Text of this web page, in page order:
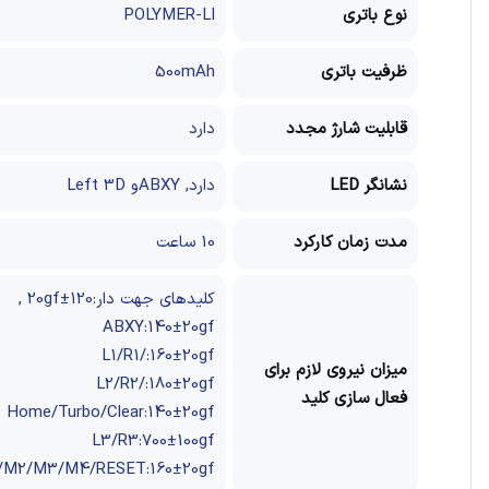
نوع باتری POLYMER-LI
ظرفیت باتری 500mAh
قابلیت شارژ مجدد دارد
نشانگر LED دارد, ABXYو Left 3D
مدت زمان کارکرد 10 ساعت
میزان نیروی لازم برای
فعال سازی کلید
کلید‌های جهت دار:120±20gf
,
ABXY:140±20gf
L1/R1/:160±20gf
L2/R2/:180±20gf
Home/Turbo/Clear:140±20gf
L3/R3:700±100gf
M3/M4/RESET:160±20gf